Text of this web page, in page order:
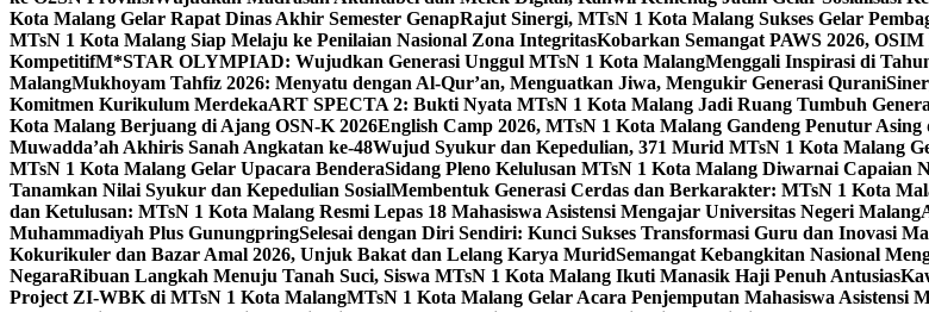
Kota Malang Gelar Rapat Dinas Akhir Semester GenapRajut Sinergi, MTsN 1 Kota Malang Sukses Gelar
MTsN 1 Kota Malang Siap Melaju ke Penilaian Nasional Zona IntegritasKobarkan Semangat PAWS 2026,
KompetitifM*STAR OLYMPIAD: Wujudkan Generasi Unggul MTsN 1 Kota MalangMenggali Inspirasi di
MalangMukhoyam Tahfiz 2026: Menyatu dengan Al-Qur’an, Menguatkan Jiwa, Mengukir Generasi Qurani
Komitmen Kurikulum MerdekaART SPECTA 2: Bukti Nyata MTsN 1 Kota Malang Jadi Ruang Tumbuh
Kota Malang Berjuang di Ajang OSN-K 2026English Camp 2026, MTsN 1 Kota Malang Gandeng Penutur Asing
Muwadda’ah Akhiris Sanah Angkatan ke-48Wujud Syukur dan Kepedulian, 371 Murid MTsN 1 Kota Malang
MTsN 1 Kota Malang Gelar Upacara BenderaSidang Pleno Kelulusan MTsN 1 Kota Malang Diwarnai Capaian
Tanamkan Nilai Syukur dan Kepedulian SosialMembentuk Generasi Cerdas dan Berkarakter: MTsN 1 Kota
dan Ketulusan: MTsN 1 Kota Malang Resmi Lepas 18 Mahasiswa Asistensi Mengajar Universitas Negeri Malang
Muhammadiyah Plus GunungpringSelesai dengan Diri Sendiri: Kunci Sukses Transformasi Guru dan Inovasi
Kokurikuler dan Bazar Amal 2026, Unjuk Bakat dan Lelang Karya MuridSemangat Kebangkitan Nasional
NegaraRibuan Langkah Menuju Tanah Suci, Siswa MTsN 1 Kota Malang Ikuti Manasik Haji Penuh Antusias
Project ZI-WBK di MTsN 1 Kota MalangMTsN 1 Kota Malang Gelar Acara Penjemputan Mahasiswa